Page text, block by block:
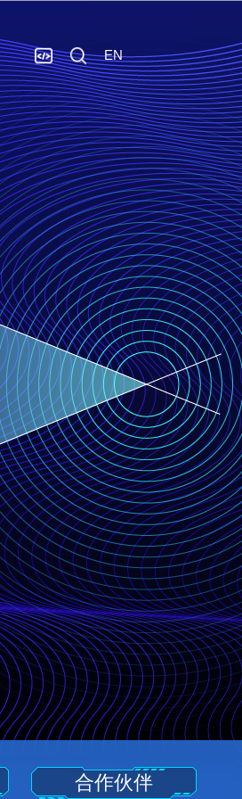
EN
合作伙伴